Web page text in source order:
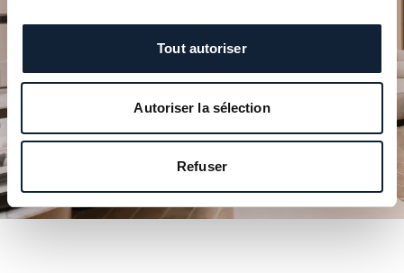
Tout autoriser
Autoriser la sélection
Refuser
PLANIFIER VOTRE VISITE